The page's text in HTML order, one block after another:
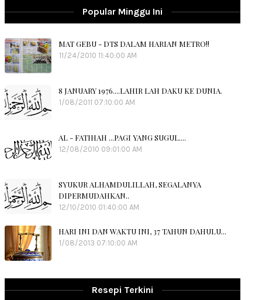
Popular Minggu Ini
MAT GEBU - DTS DALAM HARIAN METRO!!
11/24/2010 11:40:00 AM
8 JANUARY 1976....LAHIR LAH DAKU KE DUNIA.
1/08/2011 07:10:00 AM
AL - FATIHAH ...PAGI YANG SUGUL....
12/08/2010 09:01:00 AM
SYUKUR ALHAMDULILLAH, SEGALANYA
DIPERMUDAHKAN..
12/10/2010 01:40:00 AM
HARI INI DAN WAKTU INI, 37 TAHUN DAHULU...
1/08/2013 07:10:00 AM
Resepi Terkini